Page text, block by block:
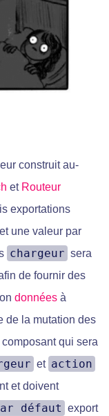
construit au-
et Routeur
exportations
et une valeur par
chargeur sera
de fournir des
données à
de la mutation des
qui sera
et action
et doivent
défaut export